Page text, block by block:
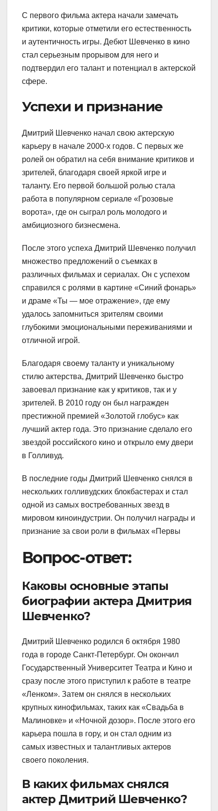
С первого фильма актера начали замечать
критики, которые отметили его естественность
и аутентичность игры. Дебют Шевченко в кино
стал серьезным прорывом для него и
подтвердил его талант и потенциал в актерской
сфере.
Успехи и признание
Дмитрий Шевченко начал свою актерскую
карьеру в начале 2000-х годов. С первых же
ролей он обратил на себя внимание критиков и
зрителей, благодаря своей яркой игре и
таланту. Его первой большой ролью стала
работа в популярном сериале «Грозовые
ворота», где он сыграл роль молодого и
амбициозного бизнесмена.
После этого успеха Дмитрий Шевченко получил
множество предложений о съемках в
различных фильмах и сериалах. Он с успехом
справился с ролями в картине «Синий фонарь»
и драме «Ты — мое отражение», где ему
удалось запомниться зрителям своими
глубокими эмоциональными переживаниями и
отличной игрой.
Благодаря своему таланту и уникальному
стилю актерства, Дмитрий Шевченко быстро
завоевал признание как у критиков, так и у
зрителей. В 2010 году он был награжден
престижной премией «Золотой глобус» как
лучший актер года. Это признание сделало его
звездой российского кино и открыло ему двери
в Голливуд.
В последние годы Дмитрий Шевченко снялся в
нескольких голливудских блокбастерах и стал
одной из самых востребованных звезд в
мировом киноиндустрии. Он получил награды и
признание за свои роли в фильмах «Первы
Вопрос-ответ:
Каковы основные этапы
биографии актера Дмитрия
Шевченко?
Дмитрий Шевченко родился 6 октября 1980
года в городе Санкт-Петербург. Он окончил
Государственный Университет Театра и Кино и
сразу после этого приступил к работе в театре
«Ленком». Затем он снялся в нескольких
крупных кинофильмах, таких как «Свадьба в
Малиновке» и «Ночной дозор». После этого его
карьера пошла в гору, и он стал одним из
самых известных и талантливых актеров
своего поколения.
В каких фильмах снялся
актер Дмитрий Шевченко?